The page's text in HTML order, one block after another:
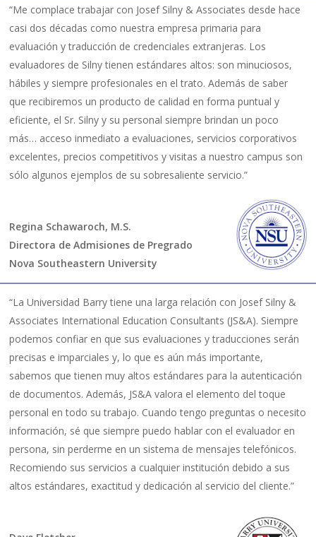
“Me complace trabajar con Josef Silny & Associates desde hace
casi dos décadas como nuestra empresa primaria para
evaluación y traducción de credenciales extranjeras. Los
evaluadores de Silny tienen estándares altos: son minuciosos,
hábiles y siempre profesionales en el trato. Además de saber
que recibiremos un producto de calidad en forma puntual y
eficiente, el Sr. Silny y su personal siempre brindan un poco
más… acceso inmediato a evaluaciones, servicios corporativos
excelentes, precios competitivos y visitas a nuestro campus son
sólo algunos ejemplos de su sobresaliente servicio.”
Regina Schawaroch, M.S.
Directora de Admisiones de Pregrado
Nova Southeastern University
“La Universidad Barry tiene una larga relación con Josef Silny &
Associates International Education Consultants (JS&A). Siempre
podemos confiar en que sus evaluaciones y traducciones serán
precisas e imparciales y, lo que es aún más importante,
sabemos que tienen muy altos estándares para la autenticación
de documentos. Además, JS&A valora el elemento del toque
personal en todo su trabajo. Cuando tengo preguntas o necesito
información, sé que siempre puedo hablar con el evaluador en
persona, sin perderme en un sistema de mensajes telefónicos.
Recomiendo sus servicios a cualquier institución debido a sus
altos estándares, exactitud y dedicación al servicio del cliente.”